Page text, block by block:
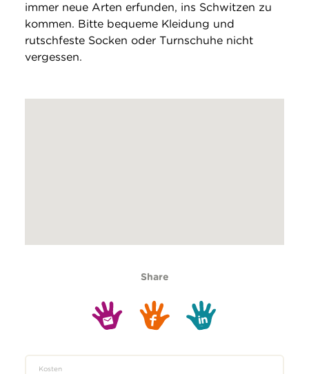
immer neue Arten erfunden, ins Schwitzen zu
kommen. Bitte bequeme Kleidung und
rutschfeste Socken oder Turnschuhe nicht
vergessen.
Share
Kosten